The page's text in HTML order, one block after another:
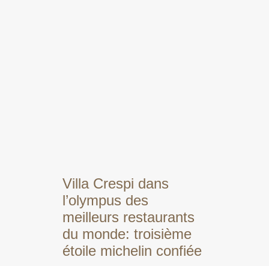
Villa Crespi dans
l’olympus des
meilleurs restaurants
du monde: troisième
étoile michelin confiée